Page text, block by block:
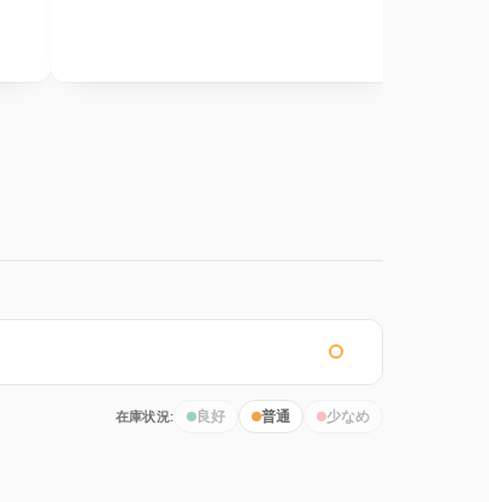
在庫状況: 良好 普通 少なめ